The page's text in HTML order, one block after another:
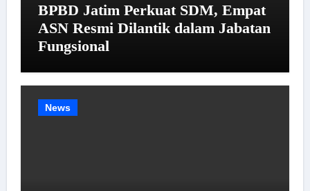
BPBD Jatim Perkuat SDM, Empat
ASN Resmi Dilantik dalam Jabatan
Fungsional
News